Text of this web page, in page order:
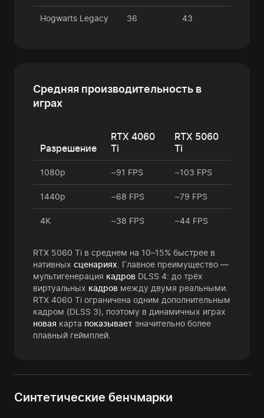
Hogwarts Legacy 36 43
Средняя производительность в
играх
Разрешение
RTX 4060
Ti
RTX 5060
Ti
1080p ~91 FPS ~103 FPS
1440p ~68 FPS ~79 FPS
4K ~38 FPS ~44 FPS
RTX 5060 Ti в среднем на 10–15% быстрее в
нативных сценариях . Главное преимущество —
мультигенерация кадров DLSS 4: до трёх
виртуальных кадров между двумя реальными.
RTX 4060 Ti ограничена одним дополнительным
кадром (DLSS 3), поэтому в динамичных играх
новая карта показывает значительно более
плавный геймплей.
Синтетические бенчмарки